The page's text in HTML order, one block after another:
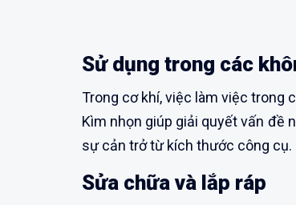
Sử dụng trong các
Trong cơ khí, việc làm việc trong
Kìm nhọn giúp giải quyết vấn đề
sự cản trở từ kích thước công cụ.
Sửa chữa và lắp ráp